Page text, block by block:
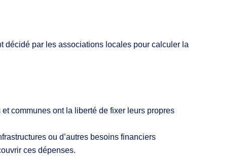
décidé par les associations locales pour calculer la
communes ont la liberté de fixer leurs propres
ou d’autres besoins financiers
ces dépenses.